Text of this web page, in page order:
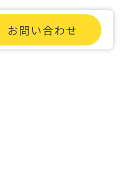
お問い合わせ